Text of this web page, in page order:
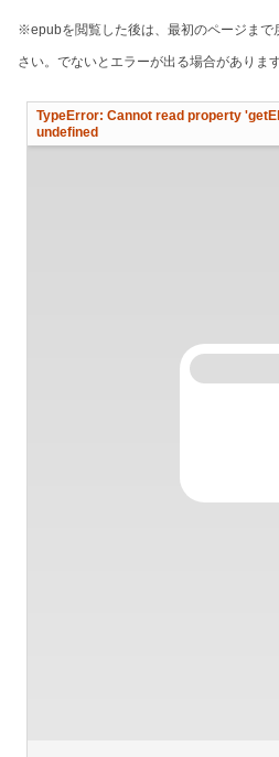
※epubを閲覧した後は、最初のページまで
さい。でないとエラーが出る場合があります